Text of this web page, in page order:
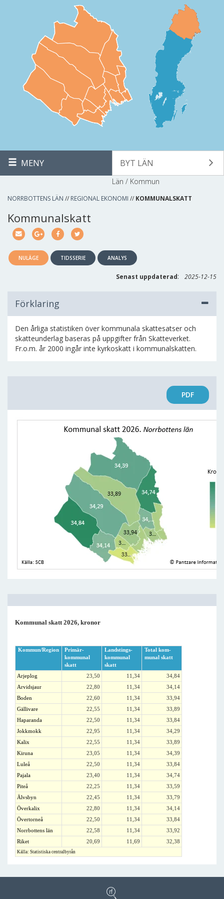
MENY BYT LÄN
Län / Kommun
NORRBOTTENS LÄN // REGIONAL EKONOMI // KOMMUNALSKATT
Kommunalskatt
NULÄGE TIDSSERIE ANALYS
Senast uppdaterad: 2025-12-15
Förklaring
Den årliga statistiken över kommunala skattesatser och
skatteunderlag baseras på uppgifter från Skatteverket.
Fr.o.m. år 2000 ingår inte kyrkoskatt i kommunalskatten.
PDF
Kommunal skatt 2026, kronor
Kommun/Region
Primär-
kommunal
skatt
Landstings-
kommunal
skatt
Total kom-
munal skatt
Arjeplog 23,50 11,34
34,84
Arvidsjaur
22,80 11,34
34,14
Boden
22,60 11,34
33,94
Gällivare
22,55 11,34
33,89
Haparanda
22,50 11,34
33,84
Jokkmokk
22,95 11,34
34,29
Kalix
22,55 11,34
33,89
Kiruna
23,05 11,34
34,39
Luleå
22,50 11,34
33,84
Pajala
23,40 11,34
34,74
Piteå
22,25 11,34
33,59
Älvsbyn
22,45 11,34
33,79
Överkalix
22,80 11,34
34,14
Övertorneå
22,50 11,34
33,84
Norrbottens län
22,58 11,34
33,92
Riket
20,69 11,69 32,38
Källa: Statistiska centralbyrån